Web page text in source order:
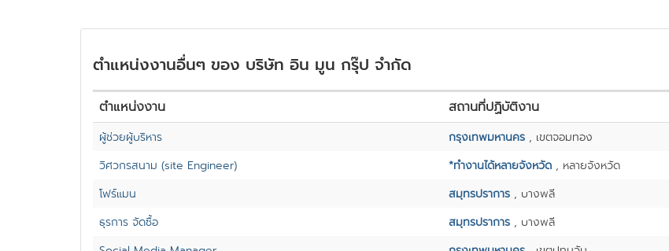
ตำแหน่งงานอื่นๆ ของ บริษัท อิน มูน กรุ๊ป จำกัด
ตำแหน่งงาน สถานที่ปฏิบัติงาน
ผู้ช่วยผู้บริหาร กรุงเทพมหานคร , เขตจอมทอง
วิศวกรสนาม (site Engineer)
*ทำงานได้หลายจังหวัด , หลายจังหวัด
โฟร์แมน
สมุทรปราการ , บางพลี
ธุรการ จัดซื้อ
สมุทรปราการ , บางพลี